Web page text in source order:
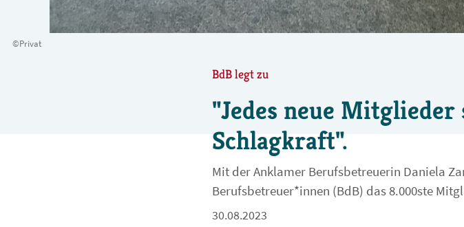
©Privat
BdB legt zu
"Jedes neue
Schlagkraft".
Mit der Anklamer Berufsbetreuerin Daniela
Berufsbetreuer*innen (BdB) das 8.000ste
30.08.2023